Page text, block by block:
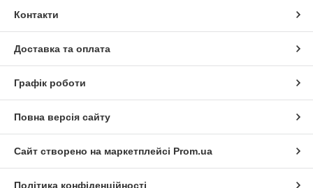
Контакти
Доставка та оплата
Графік роботи
Повна версія сайту
Сайт створено на маркетплейсі Prom.ua
Політика конфіденційності